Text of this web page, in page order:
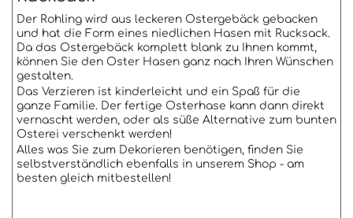
Der Rohling wird aus leckeren Ostergebäck gebacken
und hat die Form eines niedlichen Hasen mit Rucksack.
Da das Ostergebäck komplett blank zu Ihnen kommt,
können Sie den Oster Hasen ganz nach Ihren Wünschen
gestalten.
Das Verzieren ist kinderleicht und ein Spaß für die
ganze Familie. Der fertige Osterhase kann dann direkt
vernascht werden, oder als süße Alternative zum bunten
Osterei verschenkt werden!
Alles was Sie zum Dekorieren benötigen, finden Sie
selbstverständlich ebenfalls in unserem Shop - am
besten gleich mitbestellen!